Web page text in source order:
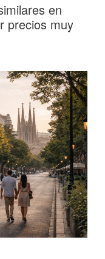
en
precios muy